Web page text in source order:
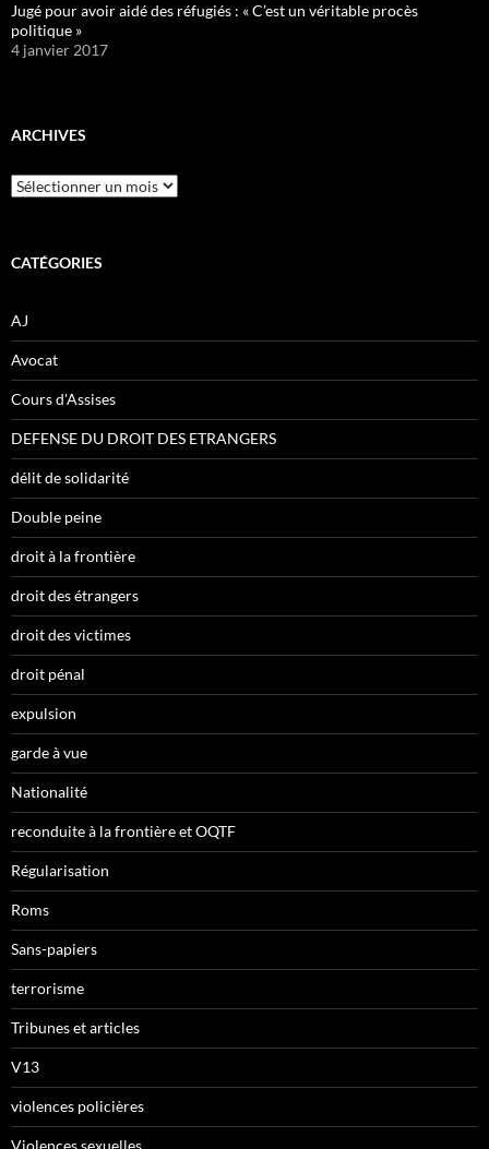
Jugé pour avoir aidé des réfugiés : « C’est un véritable procès
politique »
4 janvier 2017
ARCHIVES
Archives
CATÉGORIES
AJ
Avocat
Cours d'Assises
DEFENSE DU DROIT DES ETRANGERS
délit de solidarité
Double peine
droit à la frontière
droit des étrangers
droit des victimes
droit pénal
expulsion
garde à vue
Nationalité
reconduite à la frontière et OQTF
Régularisation
Roms
Sans-papiers
terrorisme
Tribunes et articles
V13
violences policières